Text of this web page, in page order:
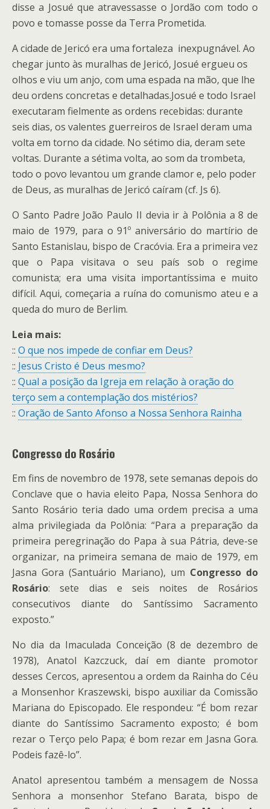
disse a Josué que atravessasse o Jordão com todo o
povo e tomasse posse da Terra Prometida.
A cidade de Jericó era uma fortaleza inexpugnável. Ao
chegar junto às muralhas de Jericó, Josué ergueu os
olhos e viu um anjo, com uma espada na mão, que lhe
deu ordens concretas e detalhadas.Josué e todo Israel
executaram fielmente as ordens recebidas: durante
seis dias, os valentes guerreiros de Israel deram uma
volta em torno da cidade. No sétimo dia, deram sete
voltas. Durante a sétima volta, ao som da trombeta,
todo o povo levantou um grande clamor e, pelo poder
de Deus, as muralhas de Jericó caíram (cf. Js 6).
O Santo Padre João Paulo II devia ir à Polônia a 8 de
maio de 1979, para o 91º aniversário do martírio de
Santo Estanislau, bispo de Cracóvia. Era a primeira vez
que o Papa visitava o seu país sob o regime
comunista; era uma visita importantíssima e muito
difícil. Aqui, começaria a ruína do comunismo ateu e a
queda do muro de Berlim.
Leia mais:
:: O que nos impede de confiar em Deus?
:: Jesus Cristo é Deus mesmo?
:: Qual a posição da Igreja em relação à oração do
terço sem a contemplação dos mistérios?
:: Oração de Santo Afonso a Nossa Senhora Rainha
Congresso do Rosário
Em fins de novembro de 1978, sete semanas depois do
Conclave que o havia eleito Papa, Nossa Senhora do
Santo Rosário teria dado uma ordem precisa a uma
alma privilegiada da Polônia: “Para a preparação da
primeira peregrinação do Papa à sua Pátria, deve-se
organizar, na primeira semana de maio de 1979, em
Jasna Gora (Santuário Mariano), um Congresso do
Rosário: sete dias e seis noites de Rosários
consecutivos diante do Santíssimo Sacramento
exposto.”
No dia da Imaculada Conceição (8 de dezembro de
1978), Anatol Kazczuck, daí em diante promotor
desses Cercos, apresentou a ordem da Rainha do Céu
a Monsenhor Kraszewski, bispo auxiliar da Comissão
Mariana do Episcopado. Ele respondeu: “É bom rezar
diante do Santíssimo Sacramento exposto; é bom
rezar o Terço pelo Papa; é bom rezar em Jasna Gora.
Podeis fazê-lo”.
Anatol apresentou também a mensagem de Nossa
Senhora a monsenhor Stefano Barata, bispo de